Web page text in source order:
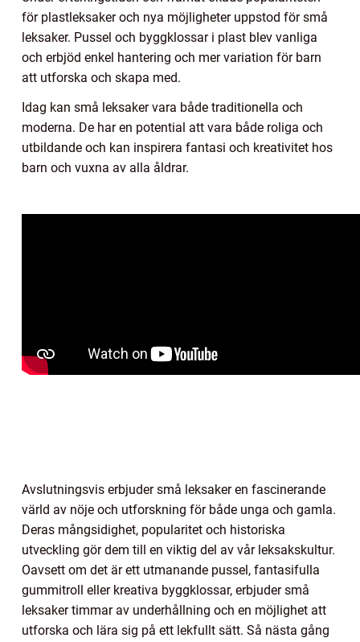
för plastleksaker och nya möjligheter uppstod för små
leksaker. Pussel och byggklossar i plast blev vanliga
och erbjöd enkel hantering och mer variation för barn
att utforska och skapa med.
Idag kan små leksaker vara både traditionella och
moderna. De har en potential att vara både roliga och
utbildande och kan inspirera fantasi och kreativitet hos
barn och vuxna av alla åldrar.
Avslutningsvis erbjuder små leksaker en fascinerande
värld av nöje och utforskning för både unga och gamla.
Deras mångsidighet, popularitet och historiska
utveckling gör dem till en viktig del av vår leksakskultur.
Oavsett om det är ett utmanande pussel, fantasifulla
gummitroll eller kreativa byggklossar, erbjuder små
leksaker timmar av underhållning och en möjlighet att
utforska och lära sig på ett lekfullt sätt. Så nästa gång